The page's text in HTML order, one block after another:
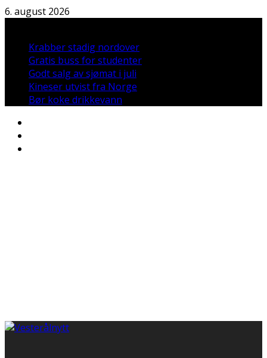
Hopp
6. august 2026
Krabber stadig nordover
Gratis buss for studenter
Godt salg av sjømat i juli
Kineser utvist fra Norge
Bør koke drikkevann